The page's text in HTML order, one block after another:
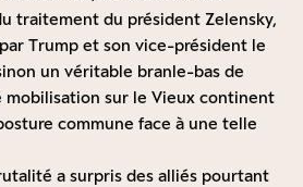
traitement du président Zelensky,
Trump et son vice-président le
un véritable branle-bas de
mobilisation sur le Vieux continent
commune face à une telle
a surpris des alliés pourtant